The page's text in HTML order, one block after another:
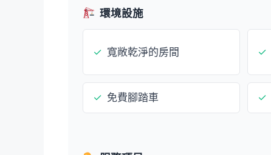
環境設施
✓ 寬敞乾淨的房間 ✓
✓ 免費腳踏車 ✓